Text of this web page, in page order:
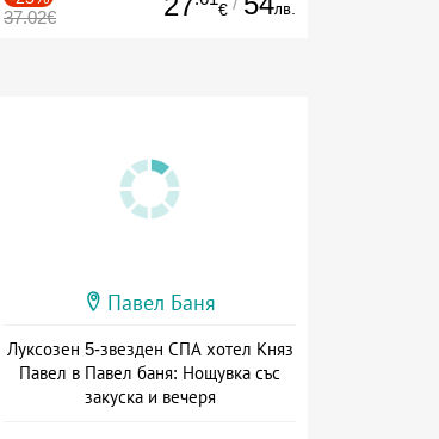
37.02€ € лв.
Павел Баня
Луксозен 5-звезден СПА хотел Княз
Павел в Павел баня: Нощувка със
закуска и вечеря